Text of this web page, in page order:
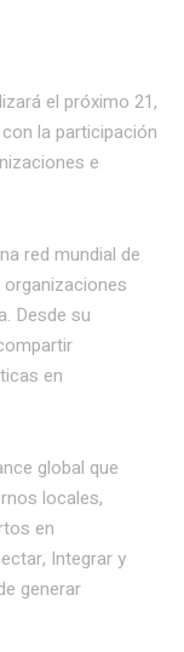
el próximo 21,
la participación
e
red mundial de
Desde su
en
global que
locales,
en
Integrar y
generar